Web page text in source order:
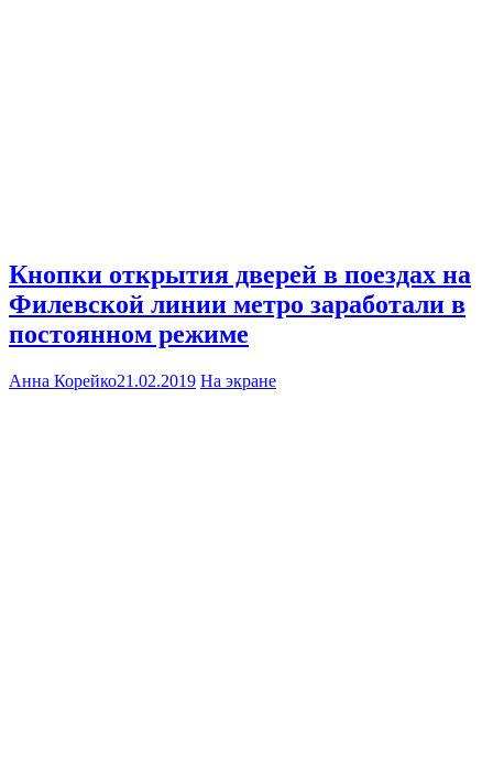
Кнопки открытия дверей в поездах на
Филевской линии метро заработали в
постоянном режиме
Анна Корейко21.02.2019 На экране